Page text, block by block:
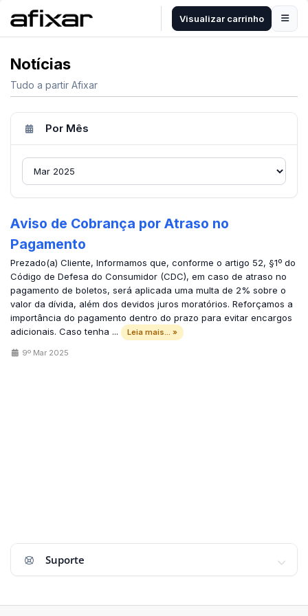
Visualizar carrinho
Notícias
Tudo a partir Afixar
Por Mês
Aviso de Cobrança por Atraso no
Pagamento
Prezado(a) Cliente, Informamos que, conforme o artigo 52, §1º do
Código de Defesa do Consumidor (CDC), em caso de atraso no
pagamento de boletos, será aplicada uma multa de 2% sobre o
valor da dívida, além dos devidos juros moratórios. Reforçamos a
importância do pagamento dentro do prazo para evitar encargos
adicionais. Caso tenha ...
Leia mais... »
9º Mar 2025
Suporte